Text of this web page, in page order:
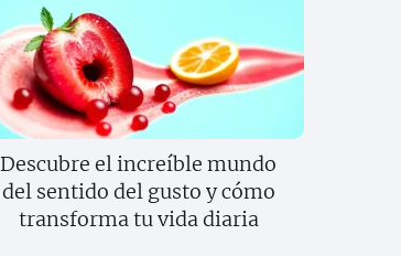
Descubre el increíble mundo
del sentido del gusto y cómo
transforma tu vida diaria